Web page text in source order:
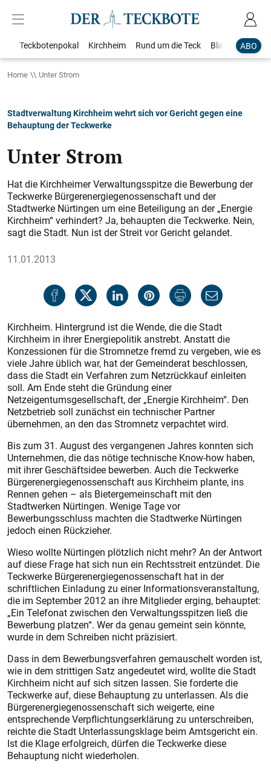
ABO
Teckbotenpokal Kirchheim Rund um die Teck Blaulicht
Home Unter Strom
Stadtverwaltung Kirchheim wehrt sich vor Gericht gegen eine
Behauptung der Teckwerke
Unter Strom
Hat die Kirchheimer Verwaltungsspitze die Bewerbung der
Teckwerke Bürgerenergiegenossenschaft und der
Stadtwerke Nürtingen um eine Beteiligung an der „Energie
Kirchheim“ verhindert? Ja, behaupten die Teckwerke. Nein,
sagt die Stadt. Nun ist der Streit vor Gericht gelandet.
11.01.2013
Kirchheim. Hintergrund ist die Wende, die die Stadt
Kirchheim in ihrer Energiepolitik anstrebt. Anstatt die
Konzessionen für die Stromnetze fremd zu vergeben, wie es
viele Jahre üblich war, hat der Gemeinderat beschlossen,
dass die Stadt ein Verfahren zum Netzrückkauf einleiten
soll. Am Ende steht die Gründung einer
Netzeigentumsgesellschaft, der „Energie Kirchheim“. Den
Netzbetrieb soll zunächst ein technischer Partner
übernehmen, an den das Stromnetz verpachtet wird.
Bis zum 31. August des vergangenen Jahres konnten sich
Unternehmen, die das nötige technische Know-how haben,
mit ihrer Geschäftsidee bewerben. Auch die Teckwerke
Bürgerenergiegenossenschaft aus Kirchheim plante, ins
Rennen gehen – als Bietergemeinschaft mit den
Stadtwerken Nürtingen. Wenige Tage vor
Bewerbungsschluss machten die Stadtwerke Nürtingen
jedoch einen Rückzieher.
Wieso wollte Nürtingen plötzlich nicht mehr? An der Antwort
auf diese Frage hat sich nun ein Rechtsstreit entzündet. Die
Teckwerke Bürgerenergiegenossenschaft hat in der
schriftlichen Einladung zu einer Informationsveranstaltung,
die im September 2012 an ihre Mitglieder erging, behauptet:
„Ein Telefonat zwischen den Verwaltungsspitzen ließ die
Bewerbung platzen“. Wer da genau gemeint sein könnte,
wurde in dem Schreiben nicht präzisiert.
Dass in dem Bewerbungsverfahren gemauschelt worden ist,
wie in dem strittigen Satz angedeutet wird, wollte die Stadt
Kirchheim nicht auf sich sitzen lassen. Sie forderte die
Teckwerke auf, diese Behauptung zu unterlassen. Als die
Bürgerenergiegenossenschaft sich weigerte, eine
entsprechende Verpflichtungserklärung zu unterschreiben,
reichte die Stadt Unterlassungsklage beim Amtsgericht ein.
Ist die Klage erfolgreich, dürfen die Teckwerke diese
Behauptung nicht wiederholen.